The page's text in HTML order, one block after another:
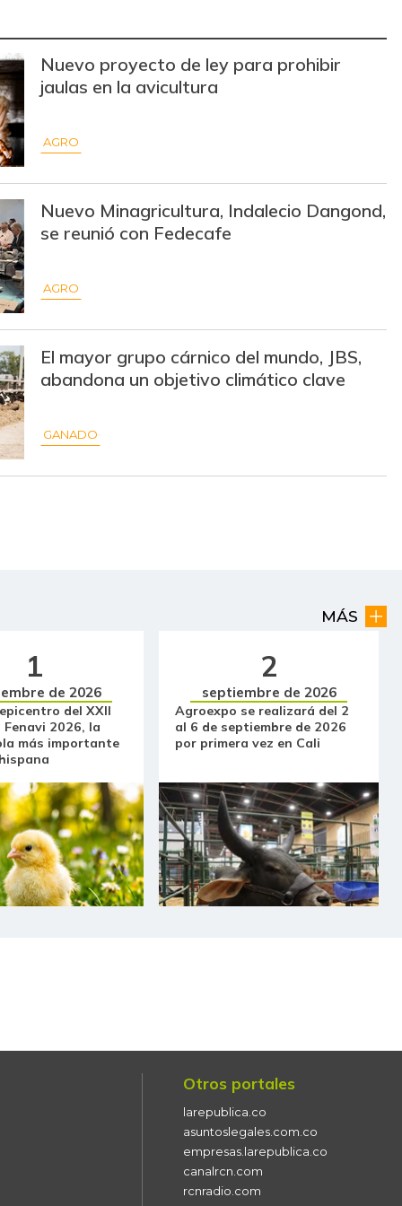
$ 15.000,00 +$ 125,00 +0,84%
$ 32.097,00
$ 31.430,00 - -
$ 18.500,00 +$ 1.500,00 +8,82%
$ 7.639,00
$ 177.941,00 -
-27,42%
$ 6.333,00 +$ 66,00 +1,05%
$ 32.097,00 -$ 333,00 -1,03%
$ 34.075,00 - -
$ 1.361,00 -$ 56,00 -3,95%
$ 5.033,00 -$ 392,00 -7,23%
-
-$ 180,00
-$ 160,00 -9,89%
+$ 111,00
Nuevo proyecto de ley para prohibir
jaulas en la avicultura
AGRO
Nuevo Minagricultura, Indalecio Dangond,
se reunió con Fedecafe
AGRO
El mayor grupo cárnico del mundo, JBS,
abandona un objetivo climático clave
GANADO
MÁS
1
de 2026
del XXII
Fenavi 2026, la
más importante
2
septiembre de 2026
Agroexpo se realizará del 2
al 6 de septiembre de 2026
por primera vez en Cali
Otros portales
larepublica.co
asuntoslegales.com.co
empresas.larepublica.co
canalrcn.com
rcnradio.com